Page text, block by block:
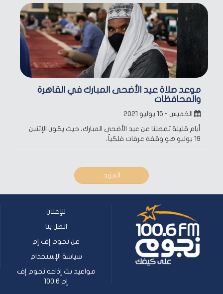
موعد صلاة عيد الأضحى المبارك في القاهرة
والمحافظات
الخميس - ١٥ يوليو ٢٠٢١
أيام قليلة تفصلنا عن عيد الأضحى المبارك، حيث يكون الإثنين
19 يوليو هو وقفة عرفات فلكياً،
المزيد
للإعلان
اتصل بنا
عن نجوم إف إم
سياسة الإستخدام
مواعيد بث إذاعة نجوم إف
إم 100.6